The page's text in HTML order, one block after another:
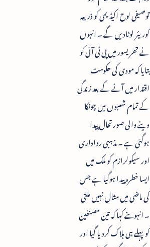
توصیفی لوح اکیڈیمی کو ذریعہ
کوریئر لوٹادیں گے ۔ انہوں
نے تھریسور میں پی ٹی آئی کو
بتایا کہ مودی کی حکومت
اقتدار میں آنے کے بعد زندگی
کے تمام شعبوں میں چونکا
دینے والی صورتحال پیدا
ہوگئی ہے ۔ مذہبی رواداری
اور سیکولرازم کو ملک میں
ایسا خطرہ پیدا ہوگیا ہے جس
کی ماضی میں مثال نہیں ملتی
۔ انہوںنے کہا کہ تین مصنفین
کو پہلے ہی ہلاک کردیا گیا اور